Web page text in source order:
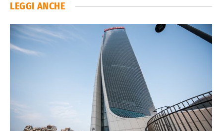
LEGGI ANCHE